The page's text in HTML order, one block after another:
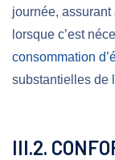
journée, assurant
lorsque c’est
consommation
substantielles de
III.2.